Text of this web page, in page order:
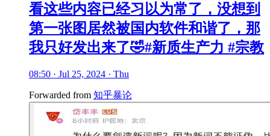
看这些内容已经习以为常了，没想到
第一张图居然被国内软件和谐了，那
我只好发出来了🤣#新质生产力 #宗教
08:50 · Jul 25, 2024 · Thu
Forwarded from 知乎暴论